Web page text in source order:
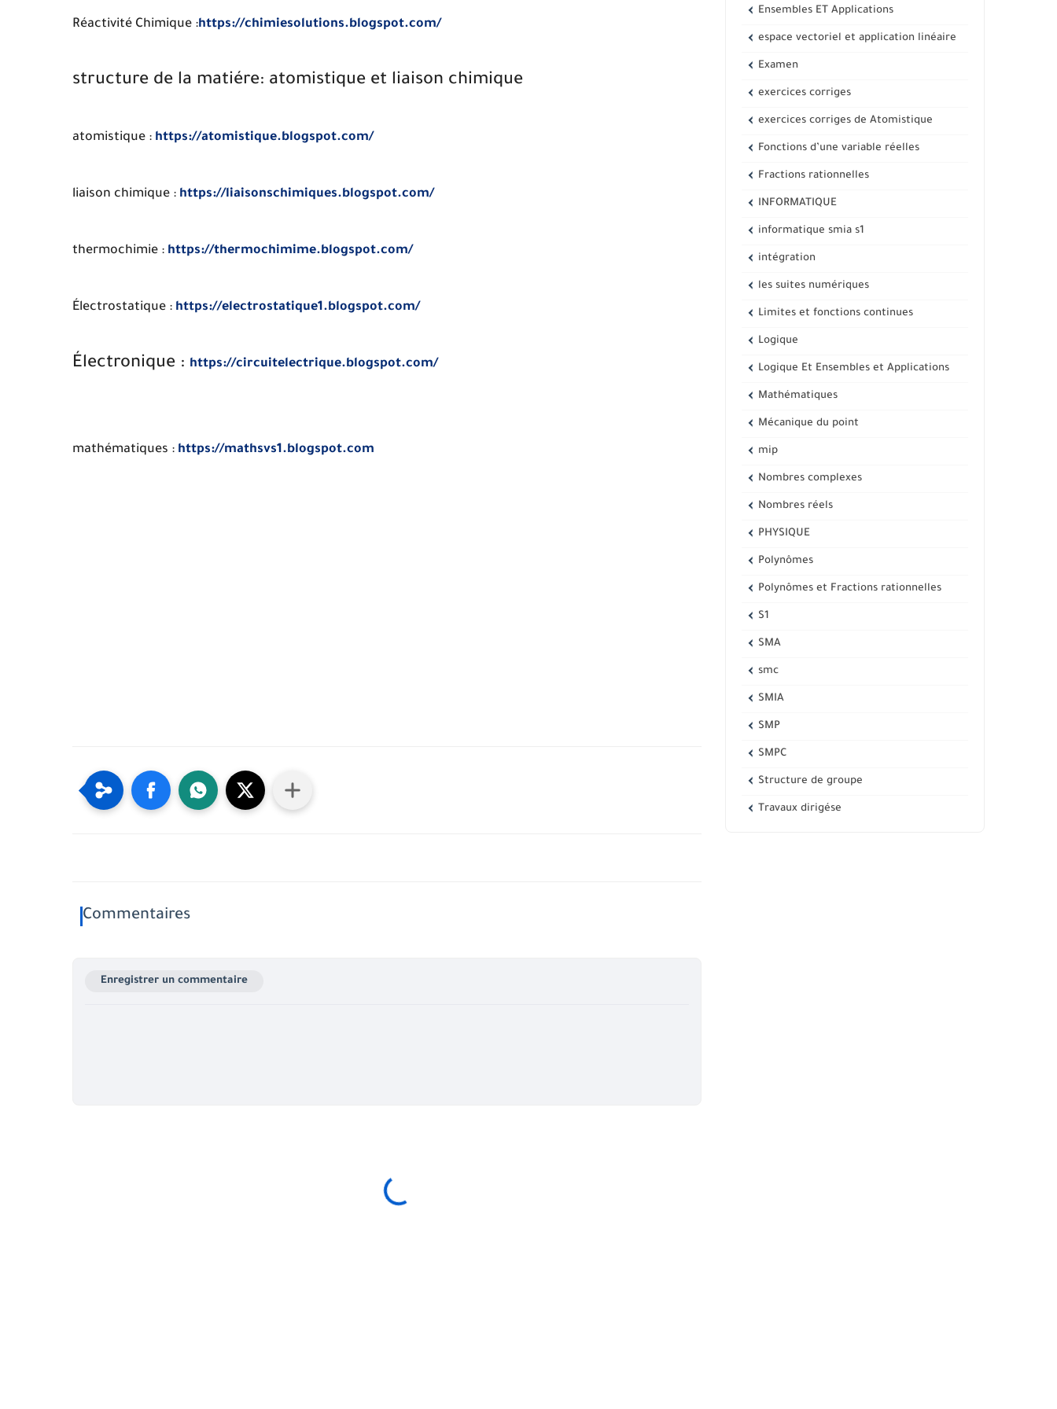
Réactivité Chimique :https://chimiesolutions.blogspot.com/
structure de la matiére: atomistique et liaison chimique
atomistique : https://atomistique.blogspot.com/
liaison chimique : https://liaisonschimiques.blogspot.com/
thermochimie : https://thermochimime.blogspot.com/
Électrostatique : https://electrostatique1.blogspot.com/
Électronique : https://circuitelectrique.blogspot.com/
mathématiques : https://mathsvs1.blogspot.com
Commentaires
Enregistrer un commentaire
Ensembles ET Applications
espace vectoriel et application linéaire
Examen
exercices corriges
exercices corriges de Atomistique
Fonctions d’une variable réelles
Fractions rationnelles
INFORMATIQUE
informatique smia s1
intégration
les suites numériques
Limites et fonctions continues
Logique
Logique Et Ensembles et Applications
Mathématiques
Mécanique du point
mip
Nombres complexes
Nombres réels
PHYSIQUE
Polynômes
Polynômes et Fractions rationnelles
S1
SMA
smc
SMIA
SMP
SMPC
Structure de groupe
Travaux dirigése